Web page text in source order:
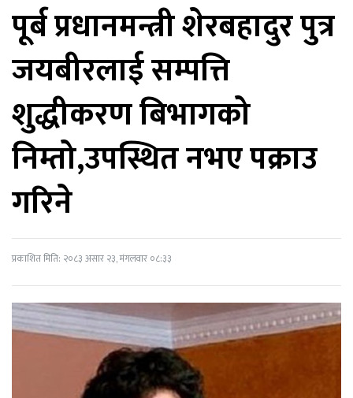
पूर्ब प्रधानमन्त्री शेरबहादुर पुत्र
जयबीरलाई सम्पत्ति
शुद्धीकरण बिभागको
निम्तो,उपस्थित नभए पक्राउ
गरिने
प्रकाशित मिति: २०८३ असार २३, मंगलवार ०८:३३